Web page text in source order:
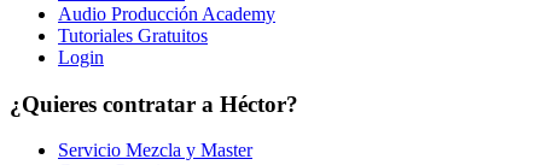
Audio Producción Academy
Tutoriales Gratuitos
Login
¿Quieres contratar a Héctor?
Servicio Mezcla y Master